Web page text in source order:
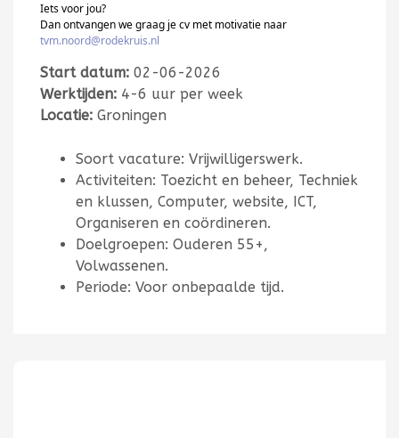
Iets voor jou?
Dan ontvangen we graag je cv met motivatie naar
tvm.noord@rodekruis.nl
Start datum: 02-06-2026
Werktijden: 4-6 uur per week
Locatie: Groningen
Soort vacature: Vrijwilligerswerk.
Activiteiten: Toezicht en beheer, Techniek
en klussen, Computer, website, ICT,
Organiseren en coördineren.
Doelgroepen: Ouderen 55+,
Volwassenen.
Periode: Voor onbepaalde tijd.